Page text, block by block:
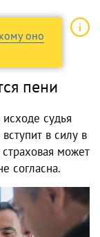
оно
пени
судья
в силу в
может
согласна.